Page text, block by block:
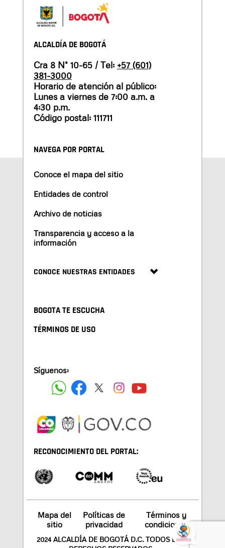
ALCALDÍA DE BOGOTÁ
Cra 8 N° 10-65 / Tel: +57 (601)
381-3000
Horario de atención al público:
Lunes a viernes de 7:00 a.m. a
4:30 p.m.
Código postal: 111711
NAVEGA POR PORTAL
Conoce el mapa del sitio
Entidades de control
Archivo de noticias
Transparencia y acceso a la
información
CONOCE NUESTRAS ENTIDADES
BOGOTA TE ESCUCHA
TÉRMINOS DE USO
Síguenos:
RECONOCIMIENTO DEL PORTAL:
Mapa del
sitio
Políticas de
privacidad
Términos y
condiciones
2024 ALCALDÍA DE BOGOTÁ D.C. TODOS LOS